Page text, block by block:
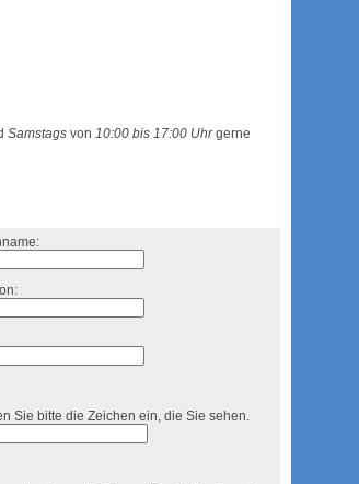
Samstags von 10:00 bis 17:00 Uhrgerne
Sie bitte die Zeichen ein, die Sie sehen.